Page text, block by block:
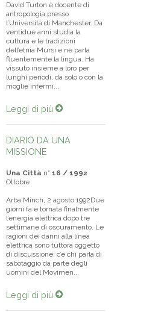
David Turton è docente di
antropologia presso
l’Università di Manchester. Da
ventidue anni studia la
cultura e le tradizioni
dell’etnia Mursi e ne parla
fluentemente la lingua. Ha
vissuto insieme a loro per
lunghi periodi, da solo o con la
moglie infermi...
Leggi di più
DIARIO DA UNA
MISSIONE
Una Città n° 16 / 1992
Ottobre
Arba Minch, 2 agosto 1992Due
giorni fa è tornata finalmente
l’energia elettrica dopo tre
settimane di oscuramento. Le
ragioni dei danni alla linea
elettrica sono tuttora oggetto
di discussione: c’è chi parla di
sabotaggio da parte degli
uomini del Movimen...
Leggi di più